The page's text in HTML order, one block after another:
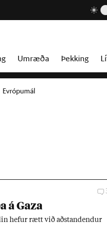
Umræða Þekking
Evrópumál
á Gaza
hef­ur rætt við að­stand­end­ur